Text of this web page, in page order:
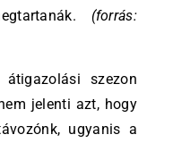
(forrás:
szezon
jelenti azt, hogy
ugyanis a